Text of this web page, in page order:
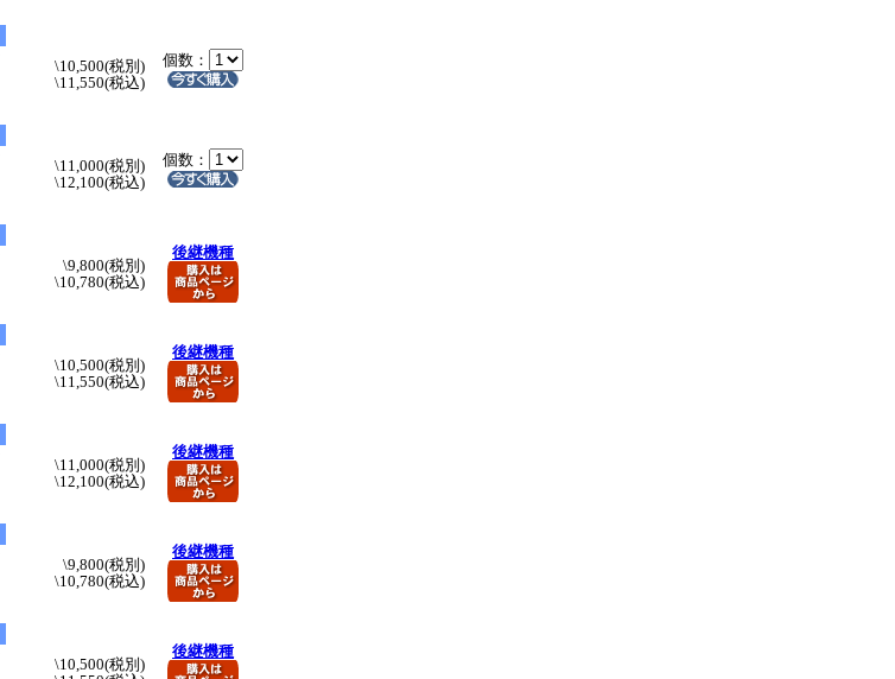
\10,500(税別)
\11,550(税込)
個数：
\11,000(税別)
\12,100(税込)
個数：
\9,800(税別)
\10,780(税込)
後継機種
\10,500(税別)
\11,550(税込)
後継機種
\11,000(税別)
\12,100(税込)
後継機種
\9,800(税別)
\10,780(税込)
後継機種
\10,500(税別)
後継機種